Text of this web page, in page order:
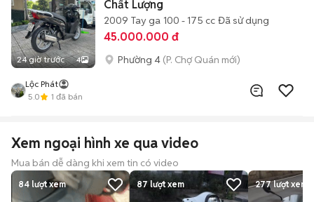
24 giờ trước 4
Chất Lượng
2009 Tay ga 100 - 175 cc Đã sử dụng
45.000.000 đ
Phường 4 (P. Chợ Quán mới)
Lộc Phát
5.0
1 đã bán
Xem ngoại hình xe qua video
Mua bán dễ dàng khi xem tin có video
84 lượt xem 87lượt xem 277lượt xem